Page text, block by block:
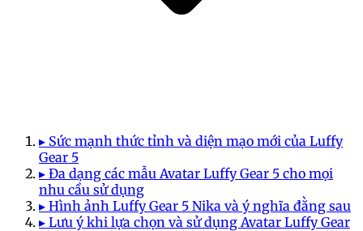
▸ Sức mạnh thức tỉnh và diện mạo mới của Luffy
Gear 5
▸ Đa dạng các mẫu Avatar Luffy Gear 5 cho mọi
nhu cầu sử dụng
▸ Hình ảnh Luffy Gear 5 Nika và ý nghĩa đằng sau
▸ Lưu ý khi lựa chọn và sử dụng Avatar Luffy Gear